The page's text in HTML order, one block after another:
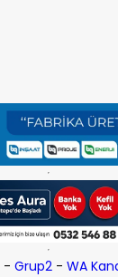
- Grup2- WA